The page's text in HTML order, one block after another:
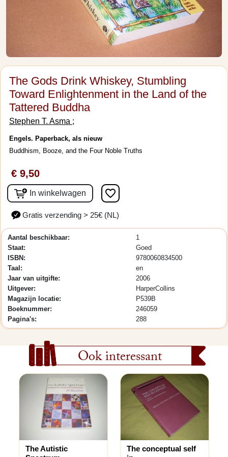
The Gods Drink Whiskey, Stumbling
Toward Enlightenment in the Land of the
Tattered Buddha
Stephen T. Asma ;
Engels. Paperback, als nieuw
Buddhism, Booze, and the Four Noble Truths
€ 9,50
In winkelwagen favorite_border
Gratis verzending > 25€ (NL)
Aantal beschikbaar:
1
Staat:
Goed
ISBN:
9780060834500
Taal:
en
Jaar van uitgifte:
2006
Uitgever:
HarperCollins
Magazijn locatie:
P539B
Boeknummer:
246059
Pagina's:
288
Ook interessant
The Autistic
The conceptual self